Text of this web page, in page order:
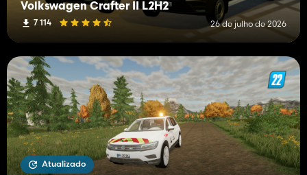
Volkswagen Crafter II L2H2
7 114 26 de julho de 2026
Atualizado